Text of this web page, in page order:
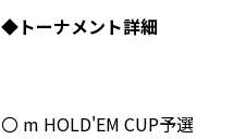
◆トーナメント詳細
〇 m HOLD'EM CUP予選